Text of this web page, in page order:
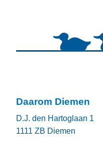
Daarom Diemen
D.J. den Hartoglaan 1
1111 ZB Diemen